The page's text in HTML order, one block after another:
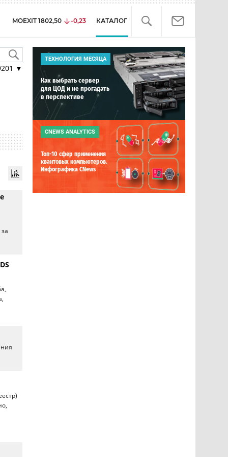
MOEXIT 1802,50 -0,23 КАТАЛОГ
▼
ТЕХНОЛОГИЯ МЕСЯЦА
Как выбрать сервер
для ЦОД и не прогадать
в перспективе
CNEWS ANALYTICS
Топ-10 сфер применения
квантовых компьютеров.
Инфографика CNews